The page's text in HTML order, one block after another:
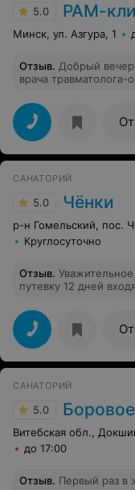
5.0 РАМ-
Минск, ул. Азгура, 1
Отзыв. Добрый
врача
почти 40 минут
выслушал жалобы, и
изучил, и диск с
лечению, еще и
Спасибо большое,
приятно удивил еще
Приятные и
и время удобное для
центр рассказали.
Выполню все
массаж.
САНАТОРИЙ
5.0 Чёнки
р-н Гомельский, пос.
Круглосуточно
Отзыв.
путевку 12 дней
САНАТОРИЙ
5.0 Боровое
Витебская обл.,
до 17:00
Отзыв. Первый раз в